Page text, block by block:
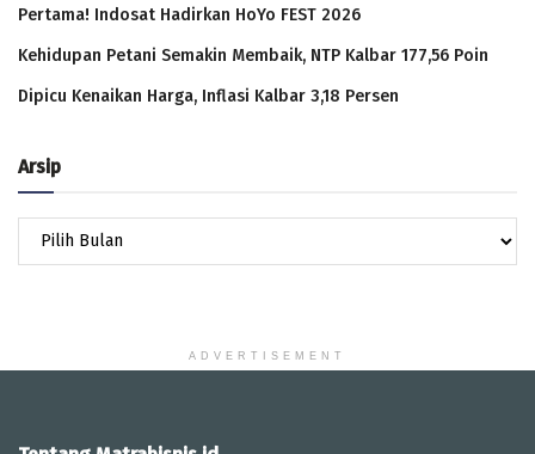
Pertama! Indosat Hadirkan HoYo FEST 2026
Kehidupan Petani Semakin Membaik, NTP Kalbar 177,56 Poin
Dipicu Kenaikan Harga, Inflasi Kalbar 3,18 Persen
Arsip
Arsip
ADVERTISEMENT